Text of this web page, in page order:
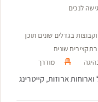
גישה לנכים
בגדלים שונים תוכן
שונים
מודרך
ארוזות, קייטרינג